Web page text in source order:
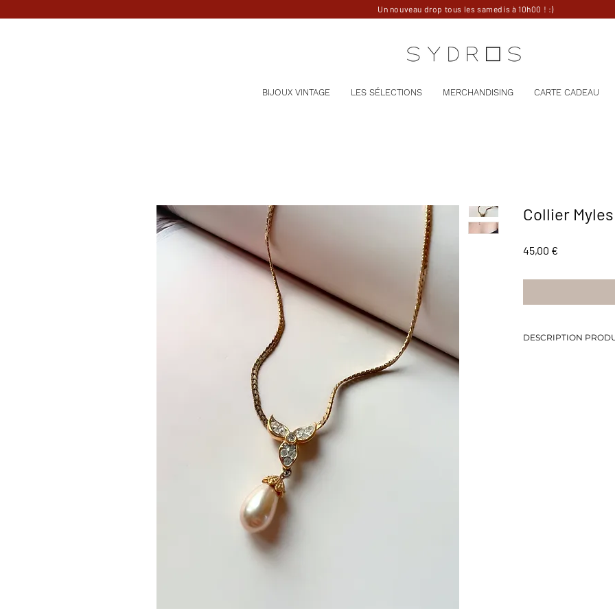
Un nouveau drop tous les samedis à 10h00 ! :)
BIJOUX VINTAGE LES SÉLECTIONS MERCHANDISING CARTE CADEAU
Collier Myles
45,00 €
DESCRIPTION